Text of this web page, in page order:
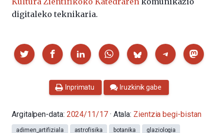
digitaleko teknikaria.
Partekatu
Inprimatu Iruzkinik gabe
Argitalpen-data: 2024/11/17 · Atala: Zientzia begi-bistan
adimen_artifiziala astrofisika botanika glaziologia